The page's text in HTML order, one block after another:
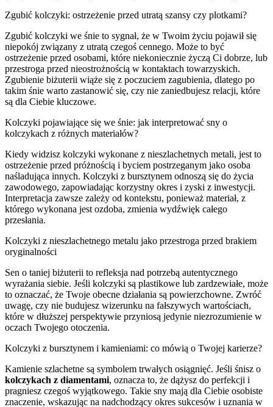
Zgubić kolczyki: ostrzeżenie przed utratą szansy czy plotkami?
Zgubić kolczyki we śnie to sygnał, że w Twoim życiu pojawił się
niepokój związany z utratą czegoś cennego. Może to być
ostrzeżenie przed osobami, które niekoniecznie życzą Ci dobrze, lub
przestroga przed nieostrożnością w kontaktach towarzyskich.
Zgubienie biżuterii wiąże się z poczuciem zagubienia, dlatego po
takim śnie warto zastanowić się, czy nie zaniedbujesz relacji, które
są dla Ciebie kluczowe.
Kolczyki pojawiające się we śnie: jak interpretować sny o
kolczykach z różnych materiałów?
Kiedy widzisz kolczyki wykonane z nieszlachetnych metali, jest to
ostrzeżenie przed próżnością i byciem postrzeganym jako osoba
naśladująca innych. Kolczyki z bursztynem odnoszą się do życia
zawodowego, zapowiadając korzystny okres i zyski z inwestycji.
Interpretacja zawsze zależy od kontekstu, ponieważ materiał, z
którego wykonana jest ozdoba, zmienia wydźwięk całego
przesłania.
Kolczyki z nieszlachetnego metalu jako przestroga przed brakiem
oryginalności
Sen o taniej biżuterii to refleksja nad potrzebą autentycznego
wyrażania siebie. Jeśli kolczyki są plastikowe lub zardzewiałe, może
to oznaczać, że Twoje obecne działania są powierzchowne. Zwróć
uwagę, czy nie budujesz wizerunku na fałszywych wartościach,
które w dłuższej perspektywie przyniosą jedynie niezrozumienie w
oczach Twojego otoczenia.
Kolczyki z bursztynem i kamieniami: co mówią o Twojej karierze?
Kamienie szlachetne są symbolem trwałych osiągnięć. Jeśli śnisz o
kolczykach z diamentami, oznacza to, że dążysz do perfekcji i
pragniesz czegoś wyjątkowego. Takie sny mają dla Ciebie osobiste
znaczenie, wskazując na nadchodzący okres sukcesów i uznania w